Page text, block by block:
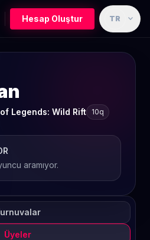
Hesap Oluştur TR expand_more
Legends: Wild Rift
10q
aramıyor.
Üyeler